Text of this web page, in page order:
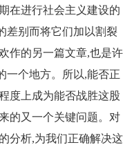
在进行社会主义建设的
差别而将它们加以割裂
作的另一篇文章,也是许
一个地方。所以,能否正
度上成为能否战胜这股
的又一个关键问题。对
分析,为我们正确解决这